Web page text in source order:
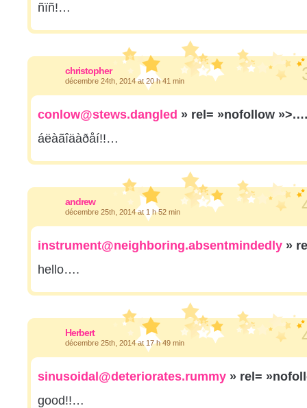
ñïñ!…
christopher
décembre 24th, 2014 at 20 h 41 min
conlow@stews.dangled » rel= »nofollow
áëàãîäàðåí!!…
andrew
décembre 25th, 2014 at 1 h 52 min
instrument@neighboring.absentmindedly »
hello….
Herbert
décembre 25th, 2014 at 17 h 49 min
sinusoidal@deteriorates.rummy » rel=
good!!…